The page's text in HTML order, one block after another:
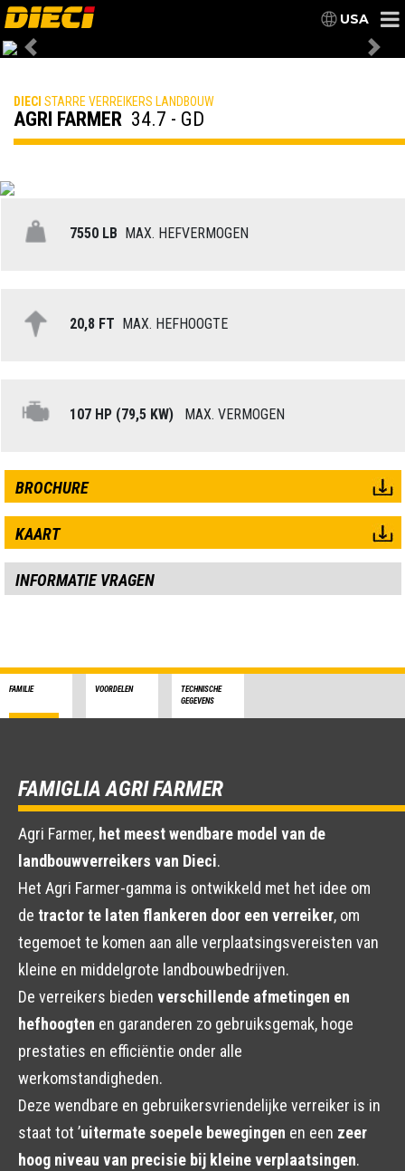
USA
Previous
DIECI STARRE VERREIKERS LANDBOUW
AGRI FARMER 34.7 - GD
7550 LB MAX. HEFVERMOGEN
20,8 FT MAX. HEFHOOGTE
107 HP (79,5 KW) MAX. VERMOGEN
BROCHURE
KAART
INFORMATIE VRAGEN
FAMILIE VOORDELEN
TECHNISCHE
GEGEVENS
FAMIGLIA AGRI FARMER
Agri Farmer, het meest wendbare model van de
landbouwverreikers van Dieci.
Het Agri Farmer-gamma is ontwikkeld met het idee om
de tractor te laten flankeren door een verreiker, om
tegemoet te komen aan alle verplaatsingsvereisten van
kleine en middelgrote landbouwbedrijven.
De verreikers bieden verschillende afmetingen en
hefhoogten en garanderen zo gebruiksgemak, hoge
prestaties en efficiëntie onder alle
werkomstandigheden.
Deze wendbare en gebruikersvriendelijke verreiker is in
staat tot ’uitermate soepele bewegingen en een zeer
hoog niveau van precisie bij kleine verplaatsingen.